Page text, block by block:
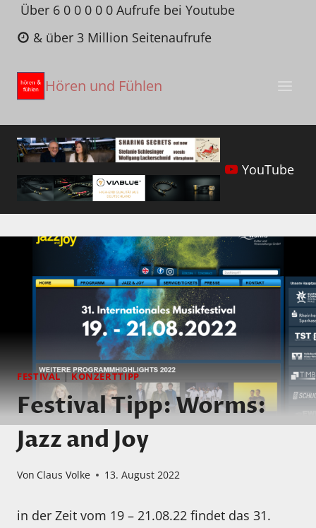
Zum
Inhalt
springen
Über 6 0 0 0 0 0 Aufrufe bei Youtube
& über 3 Million Seitenaufrufe
Hören und Fühlen
YouTube
FESTIVAL |KONZERTTIPP
Festival Tipp: Worms:
Jazz and Joy
Von Claus Volke 13. August 2022
in der Zeit vom 19 – 21.08.22 findet das 31.